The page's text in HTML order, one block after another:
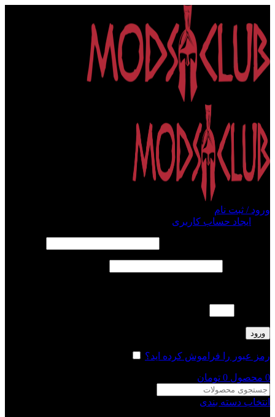
ورود / ثبت نام
ایجاد حساب کاربری
ورود
رمز عبور را فراموش کرده اید؟
0 محصول 0 تومان
انتخاب دسته بندی